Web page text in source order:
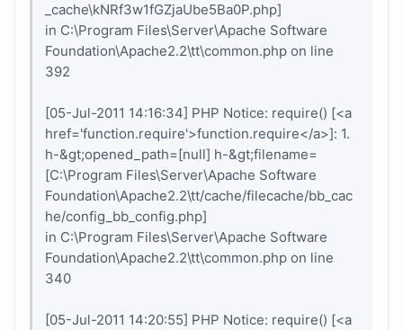
_cache\kNRf3w1fGZjaUbe5Ba0P.php]
in C:\Program Files\Server\Apache Software
Foundation\Apache2.2\tt\common.php on line
392
[05-Jul-2011 14:16:34] PHP Notice: require() [<a
href='function.require'>function.require</a>]: 1.
h-&gt;opened_path=[null] h-&gt;filename=
[C:\Program Files\Server\Apache Software
Foundation\Apache2.2\tt/cache/filecache/bb_cac
he/config_bb_config.php]
in C:\Program Files\Server\Apache Software
Foundation\Apache2.2\tt\common.php on line
340
[05-Jul-2011 14:20:55] PHP Notice: require() [<a